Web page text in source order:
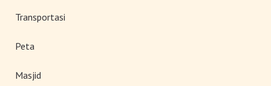
Transportasi
Peta
Masjid